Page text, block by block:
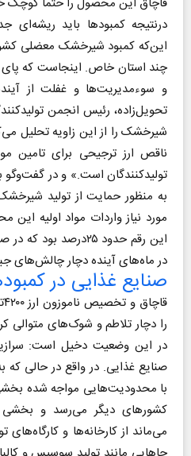
درنتیجه کمبودها باید
این‌که کمبود شیرخشک معضلی
چند استان خاص. اینجاست که
و سوءمدیریت‌ها و غفلت از
تحویل‌زاده، رئیس انجمن
شیرخشک را از این زاویه تحلیل
ناقص ارز ترجیحی برای تامین
تولیدکنندگان است.» و در گفت‌و‌گو
مورد نیاز واردات مواد اولیه
این رقم حدود ۲۵‌درصد
در ماه‌های آینده دچار چالش‌های
صنایع غذایی در
را دچار تلاطم و شوک‌های متوالی
در این وضعیت دخیل است:
صنایع غذایی. در واقع در حالی که
با محدودیت‌هایی مواجه شده بخشی
کشورهای دیگر می‌رسد و
می‌ماند از کارخانه‌ها و کارگاه‌های